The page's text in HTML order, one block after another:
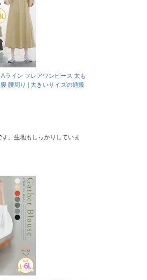
ライン フレアワンピース 太も
腰周り | 大きいサイズの通販
。生地もしっかりしていま